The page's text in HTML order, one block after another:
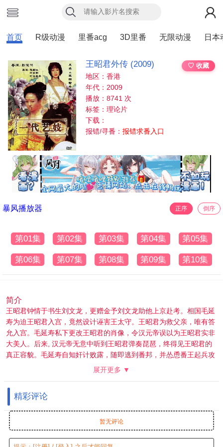
首页 R级动漫 里番acg 3D里番 无限动漫 日本
王昭君外传 (2009)
♡ 收藏
地区：香港
年代：2009
播放：8741 次
标签：理论片
下载：
报错/寻番：报错求番入口
暴风播放器 正序 倒序
第01集 第02集 第03集 第04集 第05集
第06集 第07集 第08集 第09集 第10集
简介
王昭君钟情于书生刘文龙，更赠金予刘文龙助他上京赴考。相国毛延
寿为迫王昭君入宫，竟然设计诬害王太守。王昭君为救父亲，唯有答
允入宫。毛延寿私下更改王昭君的肖像，令汉元帝误以为王昭君实非
大美人。后来, 汉元帝无意中听到王昭君弹奏琵琶，终得见王昭君的
真正容貌。毛延寿自知奸计败露，随即逃到番邦，并怂恿番王起兵攻
打中原，迫汉元帝献上王昭君。王昭君为拯救国家，最终出塞和番。
展开更多 ▼
精彩评论
暂无评论